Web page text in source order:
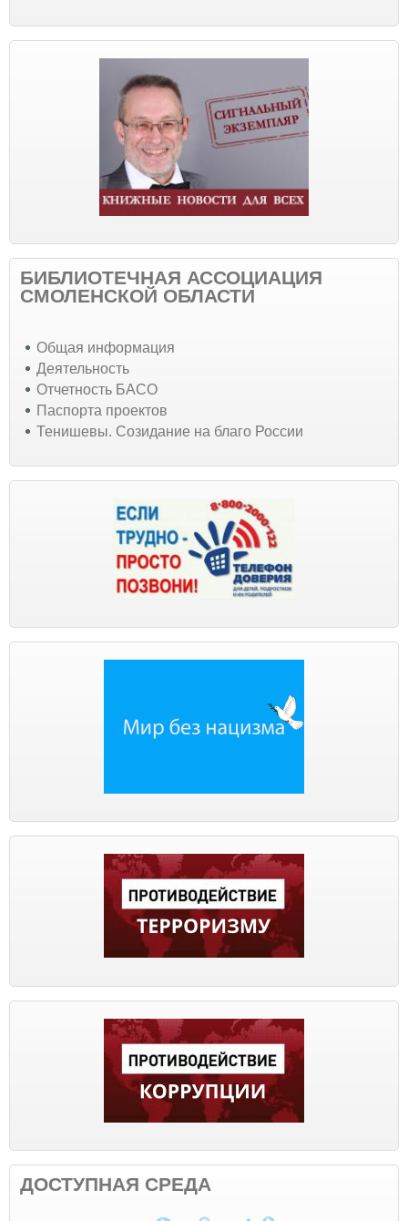
БИБЛИОТЕЧНАЯ АССОЦИАЦИЯ
СМОЛЕНСКОЙ ОБЛАСТИ
Общая информация
Деятельность
Отчетность БАСО
Паспорта проектов
Тенишевы. Созидание на благо России
ДОСТУПНАЯ СРЕДА